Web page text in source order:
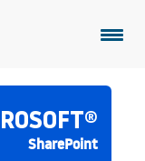
SharePoint